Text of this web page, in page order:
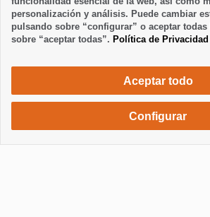
520 €/ semana
personalización y análisis. Puede cambiar
pulsando sobre “configurar” o aceptar
sobre “aceptar todas”. Política de Privacidad
Aceptar todo
Configurar